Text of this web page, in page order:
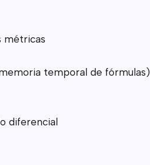
métricas
temporal de fórmulas)
diferencial